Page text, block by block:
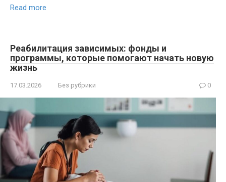
Read more
Реабилитация зависимых: фонды и
программы, которые помогают начать новую
жизнь
17.03.2026 Без рубрики 0